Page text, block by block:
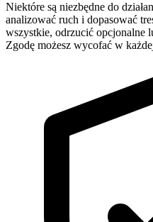
Niektóre są niezbędne do
analizować ruch i dopasować
wszystkie, odrzucić opcjonalne
Zgodę możesz wycofać w